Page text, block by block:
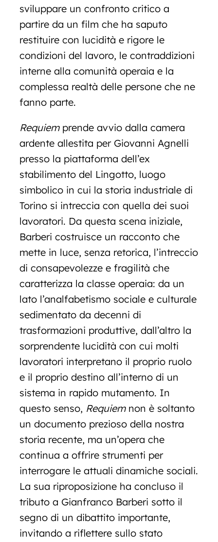
sviluppare un confronto critico a
partire da un film che ha saputo
restituire con lucidità e rigore le
condizioni del lavoro, le contraddizioni
interne alla comunità operaia e la
complessa realtà delle persone che ne
fanno parte.
Requiemprende avvio dalla camera
ardente allestita per Giovanni Agnelli
presso la piattaforma dell’ex
stabilimento del Lingotto, luogo
simbolico in cui la storia industriale di
Torino si intreccia con quella dei suoi
lavoratori. Da questa scena iniziale,
Barberi costruisce un racconto che
mette in luce, senza retorica, l’intreccio
di consapevolezze e fragilità che
caratterizza la classe operaia: da un
lato l’analfabetismo sociale e culturale
sedimentato da decenni di
trasformazioni produttive, dall’altro la
sorprendente lucidità con cui molti
lavoratori interpretano il proprio ruolo
e il proprio destino all’interno di un
sistema in rapido mutamento. In
questo senso, Requiemnon è soltanto
un documento prezioso della nostra
storia recente, ma un’opera che
continua a offrire strumenti per
interrogare le attuali dinamiche sociali.
La sua riproposizione ha concluso il
tributo a Gianfranco Barberi sotto il
segno di un dibattito importante,
invitando a riflettere sullo stato